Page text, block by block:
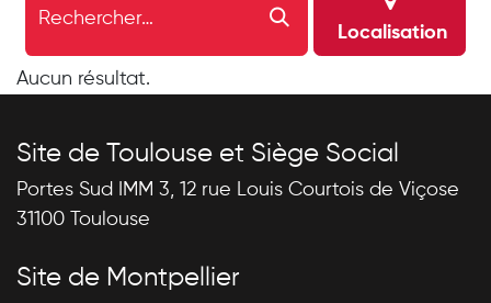
Localisation
Aucun résultat.
Site de Toulouse et Siège Social
Portes Sud IMM 3, 12 rue Louis Courtois de Viçose
31100 Toulouse
Site de Montpellier